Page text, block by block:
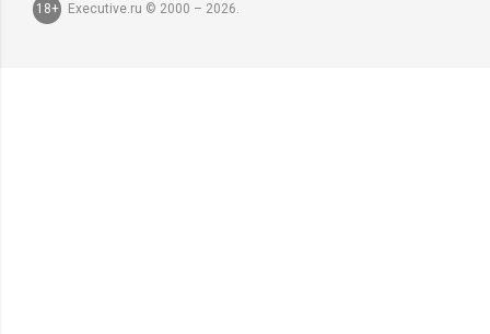
18+
Executive.ru © 2000 – 2026.